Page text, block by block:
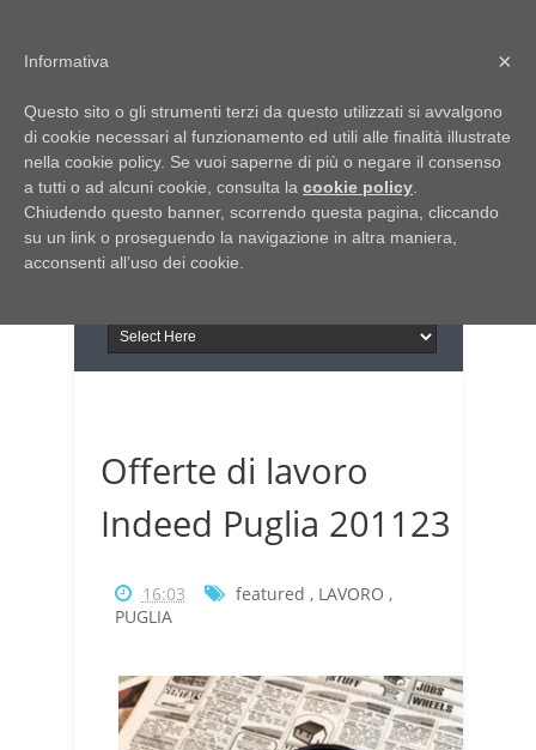
Italia Notizie
Giornale di Basilicata
Giornale di Puglia
INFORMAPUGLIA
Il portale n.1 del lavoro
in Puglia
Offerte di lavoro
Indeed Puglia 201123
16:03 featured , LAVORO ,
PUGLIA
×
Informativa
Questo sito o gli strumenti terzi da questo utilizzati si avvalgono
di cookie necessari al funzionamento ed utili alle finalità illustrate
nella cookie policy. Se vuoi saperne di più o negare il consenso
a tutti o ad alcuni cookie, consulta la cookie policy
Chiudendo questo banner, scorrendo questa pagina, cliccando
su un link o proseguendo la navigazione in altra maniera,
acconsenti all’uso dei cookie.